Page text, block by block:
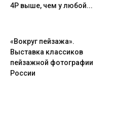
4P выше, чем у любой...
«Вокруг пейзажа».
Выставка классиков
пейзажной фотографии
России